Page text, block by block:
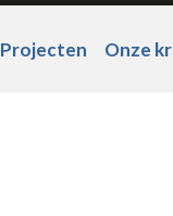
Projecten Onze